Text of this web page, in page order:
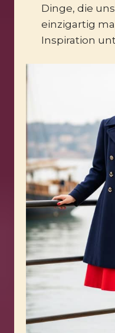
Dinge, die
einzigartig
Inspiration